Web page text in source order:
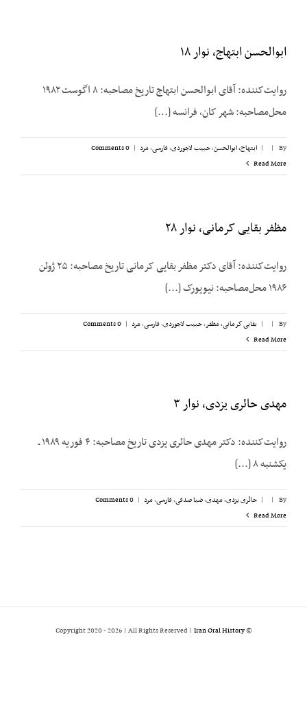
ابوالحسن ابتهاج، نوار ۱۸
روایت‌کننده: آقای ابوالحسن ابتهاج تاریخ مصاحبه: ۸ اگوست ۱۹۸۲
محل‌مصاحبه: شهر کان، فرانسه [...]
By
|
| ابتهاج، ابوالحسن,حبیب لاجوردی,فارسی,مرد |
0 Comments
Read More
مظفر بقایی کرمانی، نوار ۲۸
روایت‌کننده: آقای دکتر مظفر بقایی کرمانی تاریخ مصاحبه: ۲۵ ژوئن
۱۹۸۶ محل‌مصاحبه: نیویورک [...]
By
|
| بقایی کرمانی، مظفر,حبیب لاجوردی,فارسی,مرد |
0 Comments
Read More
مهدی حائری یزدی، نوار ۳
روایت‌کننده: دکتر مهدی حائری یزدی تاریخ مصاحبه: ۴ فوریه ۱۹۸۹ ـ
یکشنبه ۸ [...]
By
|
| حائری یزدی، مهدی,ضیا صدقی,فارسی,مرد |
0 Comments
Read More
© Copyright 2020 -
2026 | All Rights Reserved | Iran Oral History